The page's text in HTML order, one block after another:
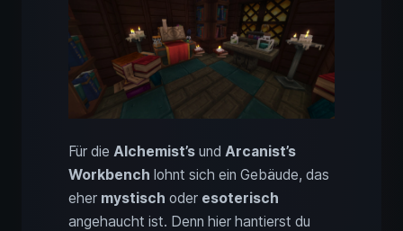
Für die Alchemist’s und Arcanist’s
Workbench lohnt sich ein Gebäude, das
eher mystisch oder esoterisch
angehaucht ist. Denn hier hantierst du